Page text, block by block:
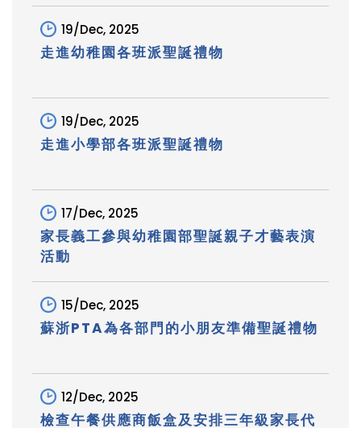
19/Dec, 2025
走進幼稚園各班派聖誕禮物
19/Dec, 2025
走進小學部各班派聖誕禮物
17/Dec, 2025
家長義工參與幼稚園部聖誕親子才藝表演
活動
15/Dec, 2025
蘇浙PTA為各部門的小朋友準備聖誕禮物
12/Dec, 2025
檢查午餐供應商飯盒及安排三年級家長代